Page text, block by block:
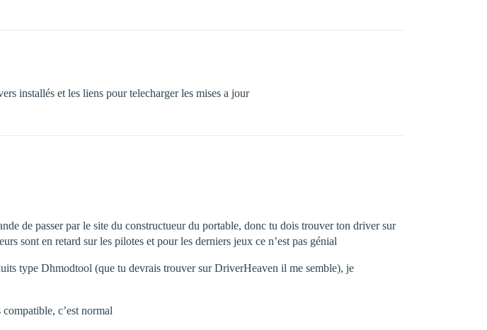
installés et les liens pour telecharger les mises a jour
de passer par le site du constructueur du portable, donc tu dois trouver ton driver sur
sont en retard sur les pilotes et pour les derniers jeux ce n’est pas génial
type Dhmodtool (que tu devrais trouver sur DriverHeaven il me semble), je
c’est normal